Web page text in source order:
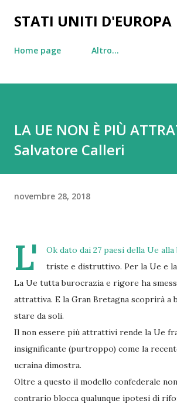
Passa ai contenuti
STATI UNITI D'EUROPA
Home page Altro…
LA UE NON È PIÙ
Salvatore Calleri
novembre 28, 2018
L'
Ok dato dai 27 paesi della Ue
triste e distruttivo. Per la Ue e
La Ue tutta burocrazia e rigore ha
attrattiva. E la Gran Bretagna scoprirà a
stare da soli.
Il non essere più attrattivi rende la Ue
insignificante (purtroppo) come la
ucraina dimostra.
Oltre a questo il modello confederale
contrario blocca qualunque ipotesi di